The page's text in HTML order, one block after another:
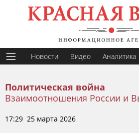
Новости Видео Аналитика
Политическая война
Взаимоотношения России и
17:29 25 марта 2026